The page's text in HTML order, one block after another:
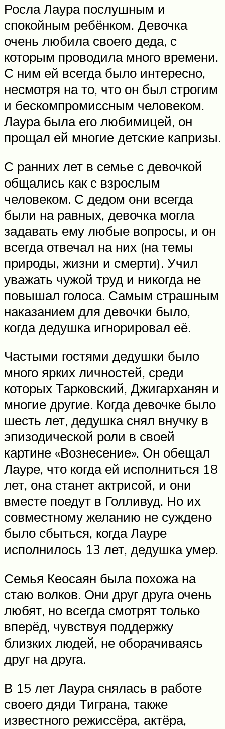
Росла Лаура послушным и
спокойным ребёнком. Девочка
очень любила своего деда, с
которым проводила много времени.
С ним ей всегда было интересно,
несмотря на то, что он был строгим
и бескомпромиссным человеком.
Лаура была его любимицей, он
прощал ей многие детские капризы.
С ранних лет в семье с девочкой
общались как с взрослым
человеком. С дедом они всегда
были на равных, девочка могла
задавать ему любые вопросы, и он
всегда отвечал на них (на темы
природы, жизни и смерти). Учил
уважать чужой труд и никогда не
повышал голоса. Самым страшным
наказанием для девочки было,
когда дедушка игнорировал её.
Частыми гостями дедушки было
много ярких личностей, среди
которых Тарковский, Джигарханян и
многие другие. Когда девочке было
шесть лет, дедушка снял внучку в
эпизодической роли в своей
картине «Вознесение». Он обещал
Лауре, что когда ей исполниться 18
лет, она станет актрисой, и они
вместе поедут в Голливуд. Но их
совместному желанию не суждено
было сбыться, когда Лауре
исполнилось 13 лет, дедушка умер.
Семья Кеосаян была похожа на
стаю волков. Они друг друга очень
любят, но всегда смотрят только
вперёд, чувствуя поддержку
близких людей, не оборачиваясь
друг на друга.
В 15 лет Лаура снялась в работе
своего дяди Тиграна, также
известного режиссёра, актёра,